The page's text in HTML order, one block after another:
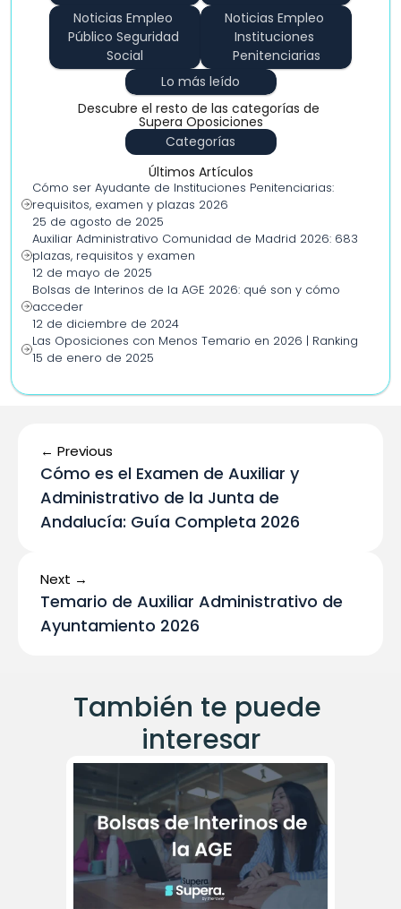
Noticias Empleo
Público Seguridad
Social
Noticias Empleo
Instituciones
Penitenciarias
Lo más leído
Descubre el resto de las categorías de
Supera Oposiciones
Categorías
Últimos Artículos
Cómo ser Ayudante de Instituciones Penitenciarias:
requisitos, examen y plazas 2026
25 de agosto de 2025
Auxiliar Administrativo Comunidad de Madrid 2026: 683
plazas, requisitos y examen
12 de mayo de 2025
Bolsas de Interinos de la AGE 2026: qué son y cómo
acceder
12 de diciembre de 2024
Las Oposiciones con Menos Temario en 2026 | Ranking
15 de enero de 2025
← Previous
Cómo es el Examen de Auxiliar y
Administrativo de la Junta de
Andalucía: Guía Completa 2026
Next →
Temario de Auxiliar Administrativo de
Ayuntamiento 2026
También te puede
interesar